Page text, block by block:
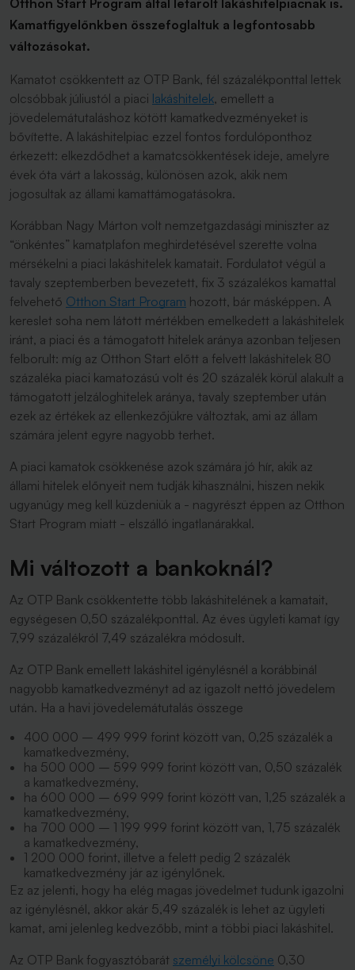
Otthon Start Program által letarolt lakáshitelpiacnak is.
Kamatfigyelőnkben összefoglaltuk a legfontosabb
változásokat.
Kamatot csökkentett az OTP Bank, fél százalékponttal lettek
olcsóbbak júliustól a piaci lakáshitelek, emellett a
jövedelemátutaláshoz kötött kamatkedvezményeket is
bővítette. A lakáshitelpiac ezzel fontos fordulóponthoz
érkezett: elkezdődhet a kamatcsökkentések ideje, amelyre
évek óta várt a lakosság, különösen azok, akik nem
jogosultak az állami kamattámogatásokra.
Korábban Nagy Márton volt nemzetgazdasági miniszter az
“önkéntes” kamatplafon meghirdetésével szerette volna
mérsékelni a piaci lakáshitelek kamatait. Fordulatot végül a
tavaly szeptemberben bevezetett, fix 3 százalékos kamattal
felvehető Otthon Start Program hozott, bár másképpen. A
kereslet soha nem látott mértékben emelkedett a lakáshitelek
iránt, a piaci és a támogatott hitelek aránya azonban teljesen
felborult: míg az Otthon Start előtt a felvett lakáshitelek 80
százaléka piaci kamatozású volt és 20 százalék körül alakult a
támogatott jelzáloghitelek aránya, tavaly szeptember után
ezek az értékek az ellenkezőjükre változtak, ami az állam
számára jelent egyre nagyobb terhet.
A piaci kamatok csökkenése azok számára jó hír, akik az
állami hitelek előnyeit nem tudják kihasználni, hiszen nekik
ugyanúgy meg kell küzdeniük a - nagyrészt éppen az Otthon
Start Program miatt - elszálló ingatlanárakkal.
Mi változott a bankoknál?
Az OTP Bank csökkentette több lakáshitelének a kamatait,
egységesen 0,50 százalékponttal. Az éves ügyleti kamat így
7,99 százalékról 7,49 százalékra módosult.
Az OTP Bank emellett lakáshitel igénylésnél a korábbinál
nagyobb kamatkedvezményt ad az igazolt nettó jövedelem
után. Ha a havi jövedelemátutalás összege
400 000 – 499 999 forint között van, 0,25 százalék a
kamatkedvezmény,
ha 500 000 – 599 999 forint között van, 0,50 százalék
a kamatkedvezmény,
ha 600 000 – 699 999 forint között van, 1,25 százalék a
kamatkedvezmény,
ha 700 000 – 1 199 999 forint között van, 1,75 százalék
a kamatkedvezmény,
1 200 000 forint, illetve a felett pedig 2 százalék
kamatkedvezmény jár az igénylőnek.
Ez az jelenti, hogy ha elég magas jövedelmet tudunk igazolni
az igénylésnél, akkor akár 5,49 százalék is lehet az ügyleti
kamat, ami jelenleg kedvezőbb, mint a többi piaci lakáshitel.
Az OTP Bank fogyasztóbarát személyi kölcsöne 0,30